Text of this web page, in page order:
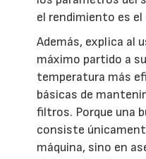
el rendimiento es el
Además, explica al
máximo partido a
temperatura más
básicas de
filtros. Porque una
consiste
máquina, sino en